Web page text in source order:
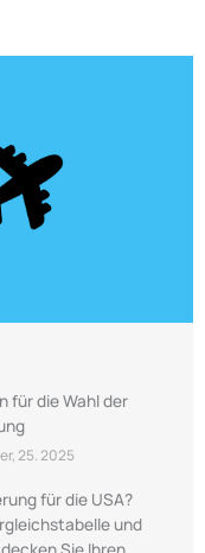
für die Wahl der
25. 2025
für die USA?
und